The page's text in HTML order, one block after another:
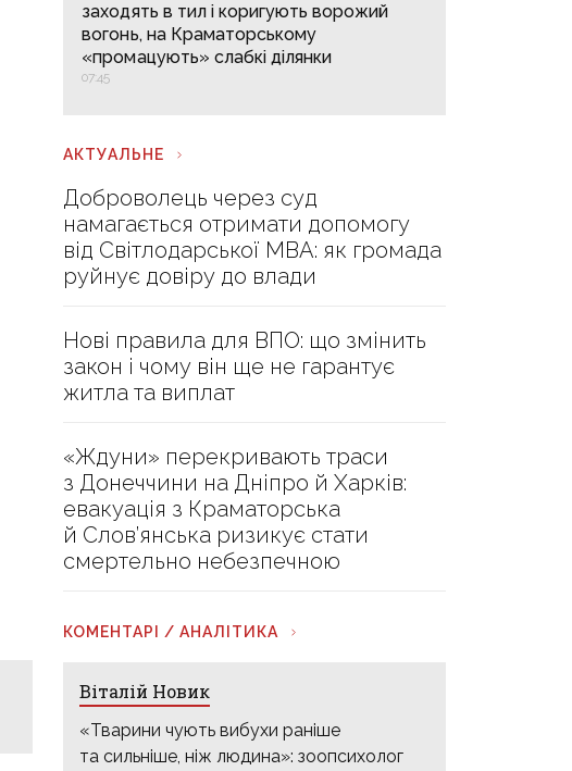
заходять в тил і коригують ворожий
вогонь, на Краматорському
«промацують» слабкі ділянки
07:45
АКТУАЛЬНЕ
Доброволець через суд
намагається отримати допомогу
від Світлодарської МВА: як громада
руйнує довіру до влади
Нові правила для ВПО: що змінить
закон і чому він ще не гарантує
житла та виплат
«Ждуни» перекривають траси
з Донеччини на Дніпро й Харків:
евакуація з Краматорська
й Слов’янська ризикує стати
смертельно небезпечною
КОМЕНТАРІ / АНАЛІТИКА
Віталій Новик
«Тварини чують вибухи раніше
та сильніше, ніж людина»: зоопсихолог